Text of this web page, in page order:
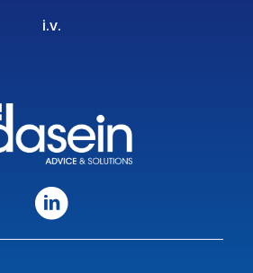
i.v.